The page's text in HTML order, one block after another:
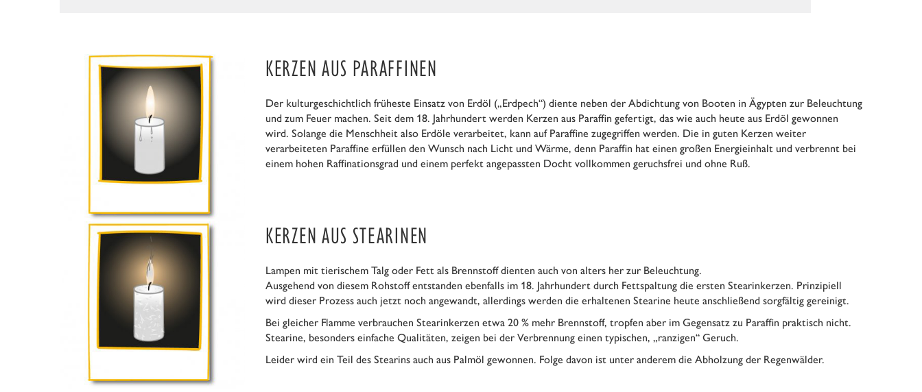
KERZEN AUS PARAFFINEN
Der kulturgeschichtlich früheste Einsatz von Erdöl („Erdpech“) diente neben der Abdichtung von Booten in Ägypten zur Beleuchtung
und zum Feuer machen. Seit dem 18. Jahrhundert werden Kerzen aus Paraffin gefertigt, das wie auch heute aus Erdöl gewonnen
wird. Solange die Menschheit also Erdöle verarbeitet, kann auf Paraffine zugegriffen werden. Die in guten Kerzen weiter
verarbeiteten Paraffine erfüllen den Wunsch nach Licht und Wärme, denn Paraffin hat einen großen Energieinhalt und verbrennt bei
einem hohen Raffinationsgrad und einem perfekt angepassten Docht vollkommen geruchsfrei und ohne Ruß.
KERZEN AUS STEARINEN
Lampen mit tierischem Talg oder Fett als Brennstoff dienten auch von alters her zur Beleuchtung.
Ausgehend von diesem Rohstoff entstanden ebenfalls im 18. Jahrhundert durch Fettspaltung die ersten Stearinkerzen. Prinzipiell
wird dieser Prozess auch jetzt noch angewandt, allerdings werden die erhaltenen Stearine heute anschließend sorgfältig gereinigt.
Bei gleicher Flamme verbrauchen Stearinkerzen etwa 20 % mehr Brennstoff, tropfen aber im Gegensatz zu Paraffin praktisch nicht.
Stearine, besonders einfache Qualitäten, zeigen bei der Verbrennung einen typischen, „ranzigen“ Geruch.
Leider wird ein Teil des Stearins auch aus Palmöl gewonnen. Folge davon ist unter anderem die Abholzung der Regenwälder.